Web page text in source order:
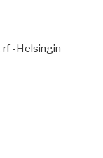
-Helsingin